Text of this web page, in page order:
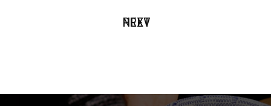
PREV
NEXT